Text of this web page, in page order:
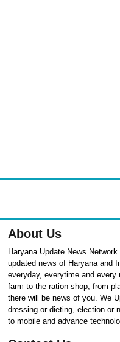
About Us
Haryana Update News
updated news of Haryana and
everyday, everytime and
farm to the ration shop, from
there will be news of you. We
dressing or dieting, election or
to mobile and advance